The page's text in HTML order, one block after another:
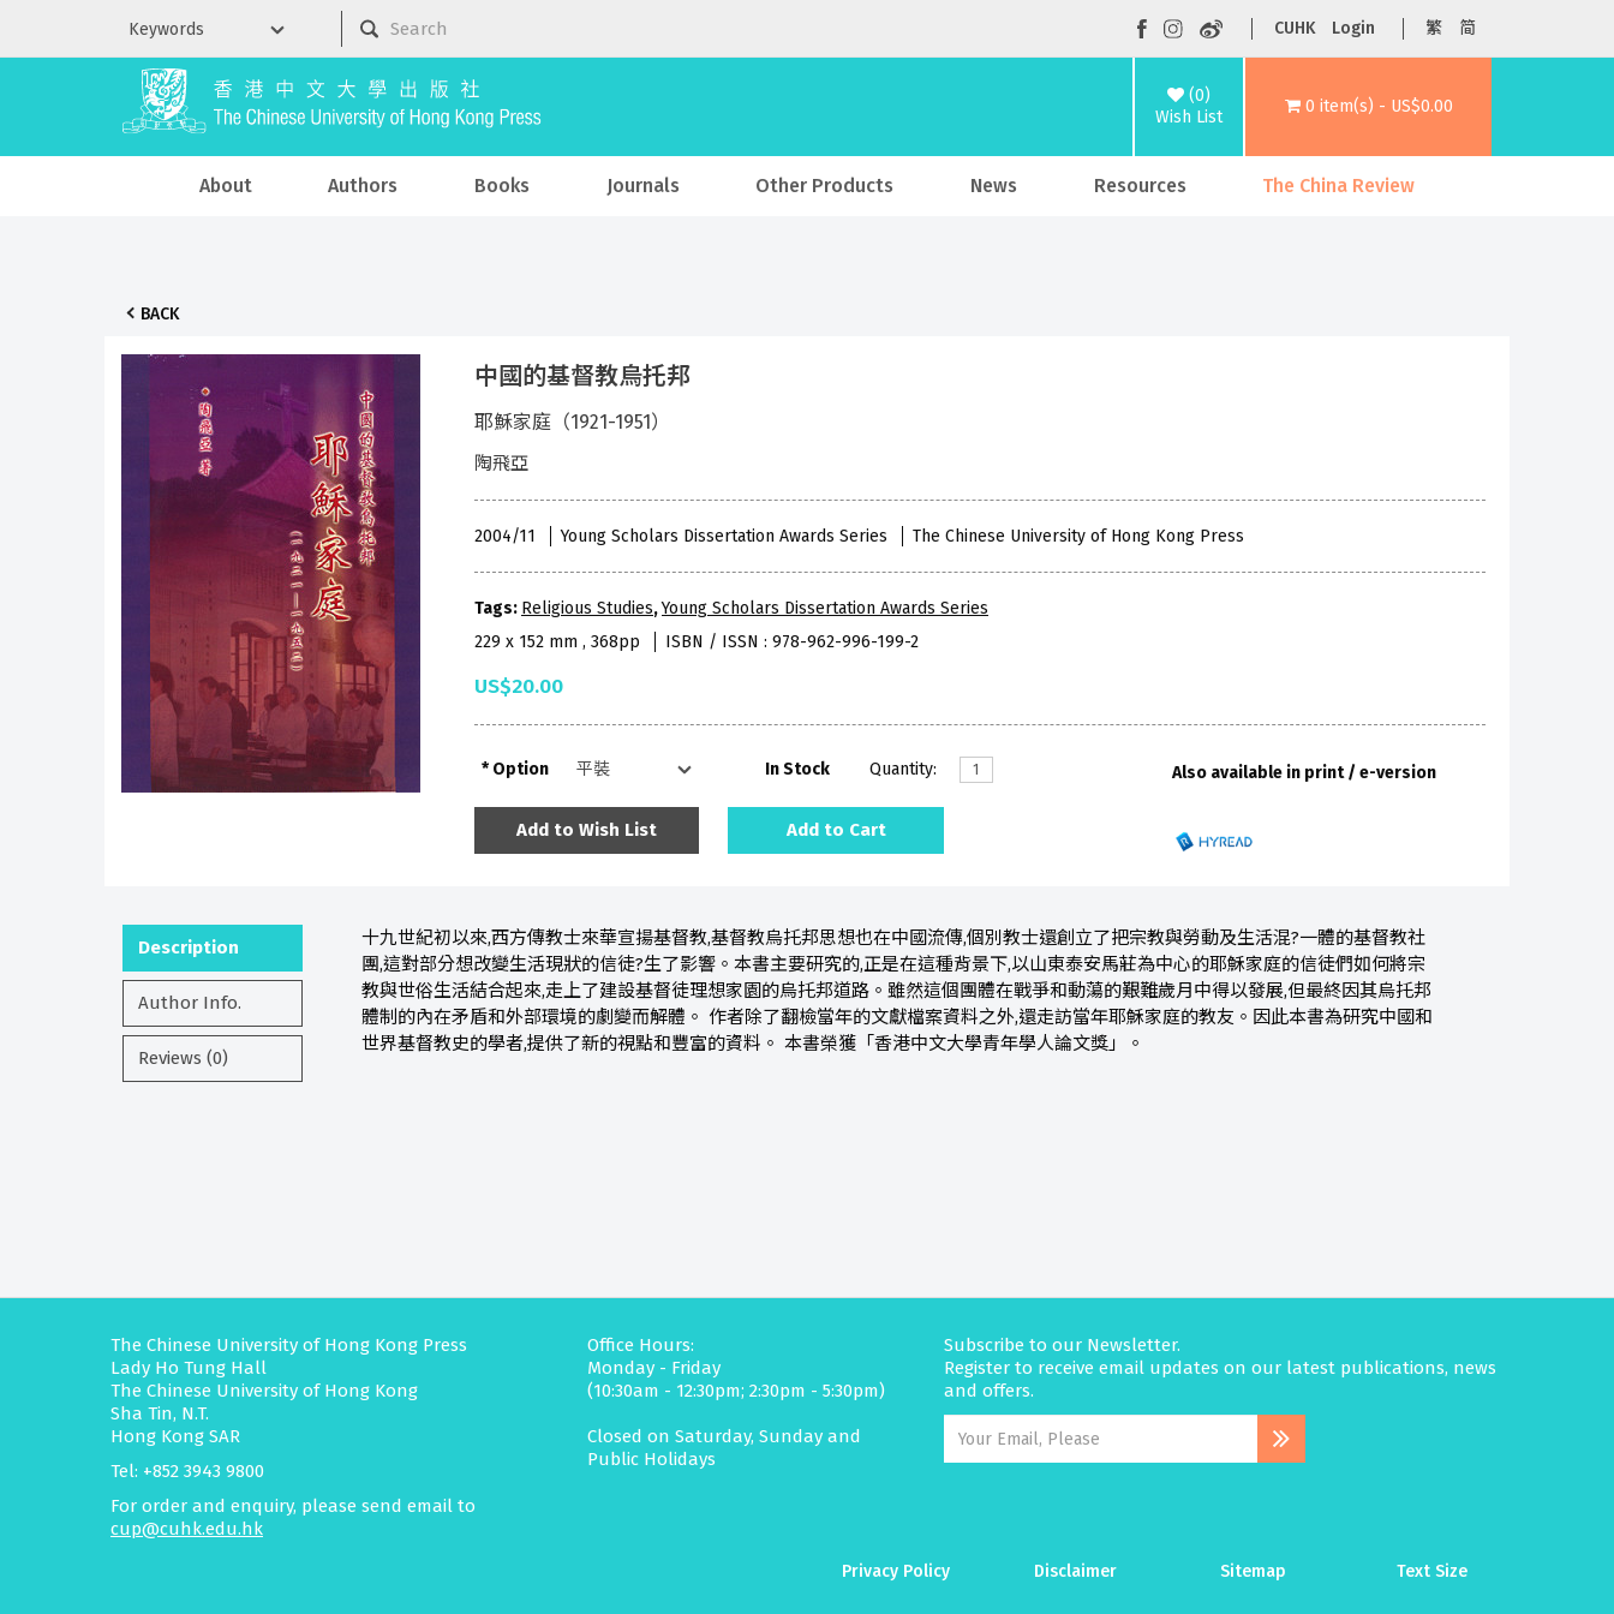
CUHK Login 繁 简
(0)
Wish List
0 item(s) - US$0.00
About Authors Books Journals Other Products News Resources The China Review
BACK
中國的基督教烏托邦
耶穌家庭（1921-1951）
陶飛亞
2004/11 Young Scholars Dissertation Awards Series The Chinese University of Hong Kong Press
Tags: Religious Studies,Young Scholars Dissertation Awards Series
229 x 152 mm , 368pp
ISBN / ISSN : 978-962-996-199-2
US$20.00
Option In Stock Quantity:
Add to Wish List Add to Cart
Also available in print / e-version
Description
Author Info.
Reviews (0)
十九世紀初以來,西方傳教士來華宣揚基督教,基督教烏托邦思想也在中國流傳,個別教士還創立了把宗教與勞動及生活混?一體的基督教社
團,這對部分想改變生活現狀的信徒?生了影響。本書主要研究的,正是在這種背景下,以山東泰安馬莊為中心的耶穌家庭的信徒們如何將宗
教與世俗生活結合起來,走上了建設基督徒理想家園的烏托邦道路。雖然這個團體在戰爭和動蕩的艱難歲月中得以發展,但最終因其烏托邦
體制的內在矛盾和外部環境的劇變而解體。 作者除了翻檢當年的文獻檔案資料之外,還走訪當年耶穌家庭的教友。因此本書為研究中國和
世界基督教史的學者,提供了新的視點和豐富的資料。 本書榮獲「香港中文大學青年學人論文獎」。
The Chinese University of Hong Kong Press
Lady Ho Tung Hall
The Chinese University of Hong Kong
Sha Tin, N.T.
Hong Kong SAR
Tel: +852 3943 9800
For order and enquiry, please send email to
cup@cuhk.edu.hk
Office Hours:
Monday - Friday
(10:30am - 12:30pm; 2:30pm - 5:30pm)
Closed on Saturday, Sunday and
Public Holidays
Subscribe to our Newsletter.
Register to receive email updates on our latest publications, news
and offers.
Privacy Policy Disclaimer Sitemap Text Size